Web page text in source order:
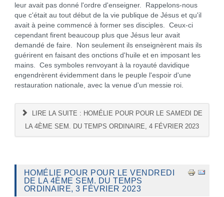
leur avait pas donné l'ordre d'enseigner. Rappelons-nous
que c'était au tout début de la vie publique de Jésus et qu'il
avait à peine commencé à former ses disciples. Ceux-ci
cependant firent beaucoup plus que Jésus leur avait
demandé de faire. Non seulement ils enseignèrent mais ils
guérirent en faisant des onctions d'huile et en imposant les
mains. Ces symboles renvoyant à la royauté davidique
engendrèrent évidemment dans le peuple l'espoir d'une
restauration nationale, avec la venue d'un messie roi.
LIRE LA SUITE : HOMÉLIE POUR POUR LE SAMEDI DE
LA 4ÈME SEM. DU TEMPS ORDINAIRE, 4 FÉVRIER 2023
HOMÉLIE POUR POUR LE VENDREDI
DE LA 4ÈME SEM. DU TEMPS
ORDINAIRE, 3 FÉVRIER 2023